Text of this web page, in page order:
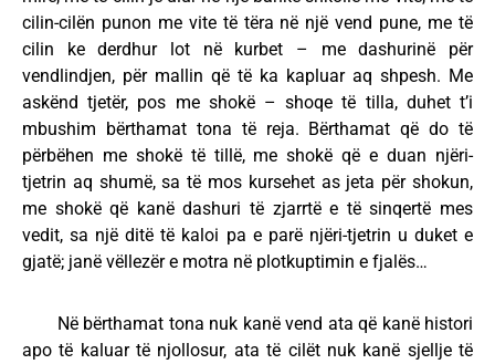
cilin-cilën punon me vite të tëra në një vend pune, me të
cilin ke derdhur lot në kurbet – me dashurinë për
vendlindjen, për mallin që të ka kapluar aq shpesh. Me
askënd tjetër, pos me shokë – shoqe të tilla, duhet t’i
mbushim bërthamat tona të reja. Bërthamat që do të
përbëhen me shokë të tillë, me shokë që e duan njëri-
tjetrin aq shumë, sa të mos kursehet as jeta për shokun,
me shokë që kanë dashuri të zjarrtë e të sinqertë mes
vedit, sa një ditë të kaloi pa e parë njëri-tjetrin u duket e
gjatë; janë vëllezër e motra në plotkuptimin e fjalës…
Në bërthamat tona nuk kanë vend ata që kanë histori
apo të kaluar të njollosur, ata të cilët nuk kanë sjellje të